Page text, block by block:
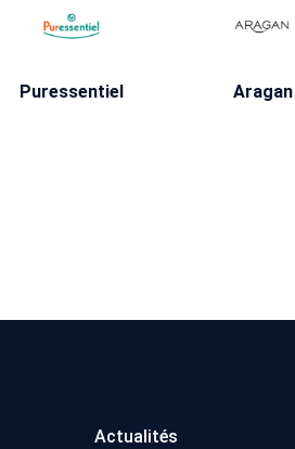
Puressentiel Aragan
Actualités